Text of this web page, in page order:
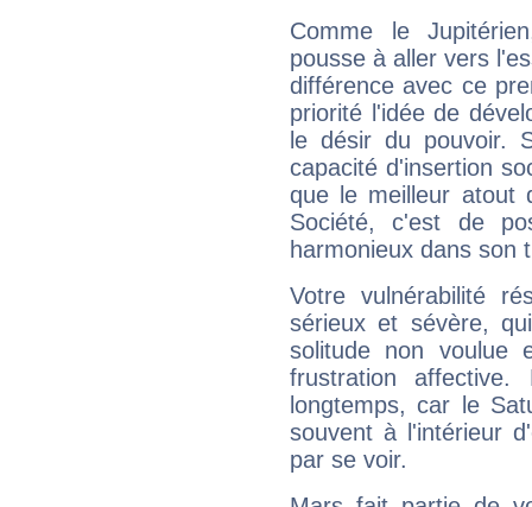
Comme le
pousse à aller vers
différence avec ce
priorité l'idée de
le désir du pouvoir.
capacité d'insertion
que le meilleur atout
Société, c'est de
harmonieux dans son
Votre vulnérabilité
sérieux et sévère,
solitude non voulue
frustration
longtemps, car le
souvent à l'intérieur
par se voir.